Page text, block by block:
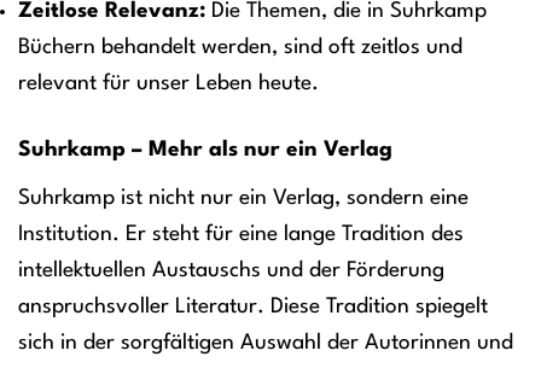
Zeitlose Relevanz: Die Themen, die in Suhrkamp
Büchern behandelt werden, sind oft zeitlos und
relevant für unser Leben heute.
Suhrkamp – Mehr als nur ein Verlag
Suhrkamp ist nicht nur ein Verlag, sondern eine
Institution. Er steht für eine lange Tradition des
intellektuellen Austauschs und der Förderung
anspruchsvoller Literatur. Diese Tradition spiegelt
sich in der sorgfältigen Auswahl der Autorinnen und